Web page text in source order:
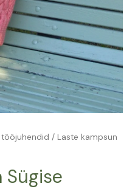
tööjuhendid / Laste kampsun
Sügise